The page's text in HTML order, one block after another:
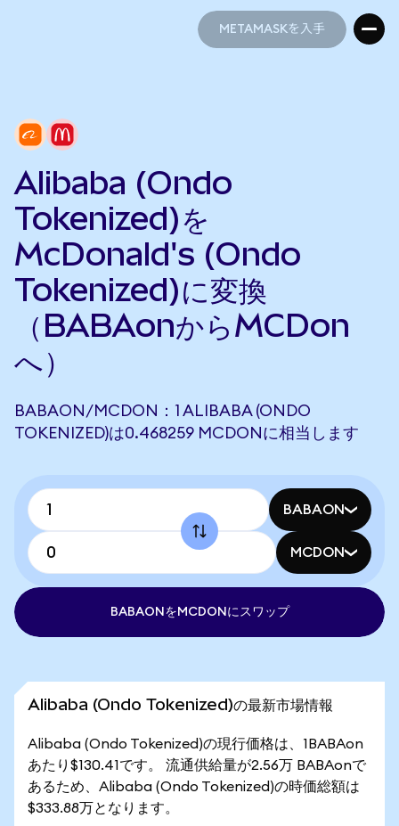
METAMASKを入手
Alibaba (Ondo
Tokenized)を
McDonald's (Ondo
Tokenized)に変換
（BABAonからMCDon
へ）
BABAON/MCDON：1 ALIBABA (ONDO
TOKENIZED)は0.468259 MCDONに相当します
BABAON
MCDON
BABAONをMCDONにスワップ
Alibaba (Ondo Tokenized)の最新市場情報
Alibaba (Ondo Tokenized)の現行価格は、1BABAon
あたり$130.41です。 流通供給量が2.56万 BABAonで
あるため、Alibaba (Ondo Tokenized)の時価総額は
$333.88万となります。